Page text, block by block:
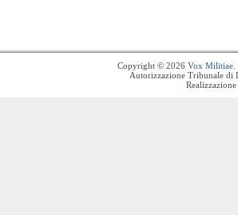
Copyright © 2026 Vox Militiae
Autorizzazione Tribunale di